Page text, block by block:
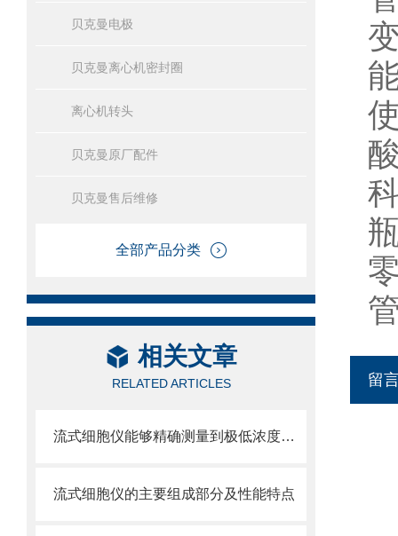
贝克曼电极
贝克曼离心机密封圈
离心机转头
贝克曼原厂配件
贝克曼售后维修
全部产品分类
相关文章
RELATED ARTICLES
流式细胞仪能够精确测量到极低浓度的标记物
流式细胞仪的主要组成部分及性能特点
留